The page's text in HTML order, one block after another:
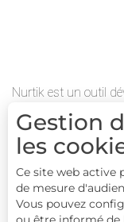
Nurtik est un outil
communiction
Gestion
les
Ce site web active
de mesure
Vous pouvez